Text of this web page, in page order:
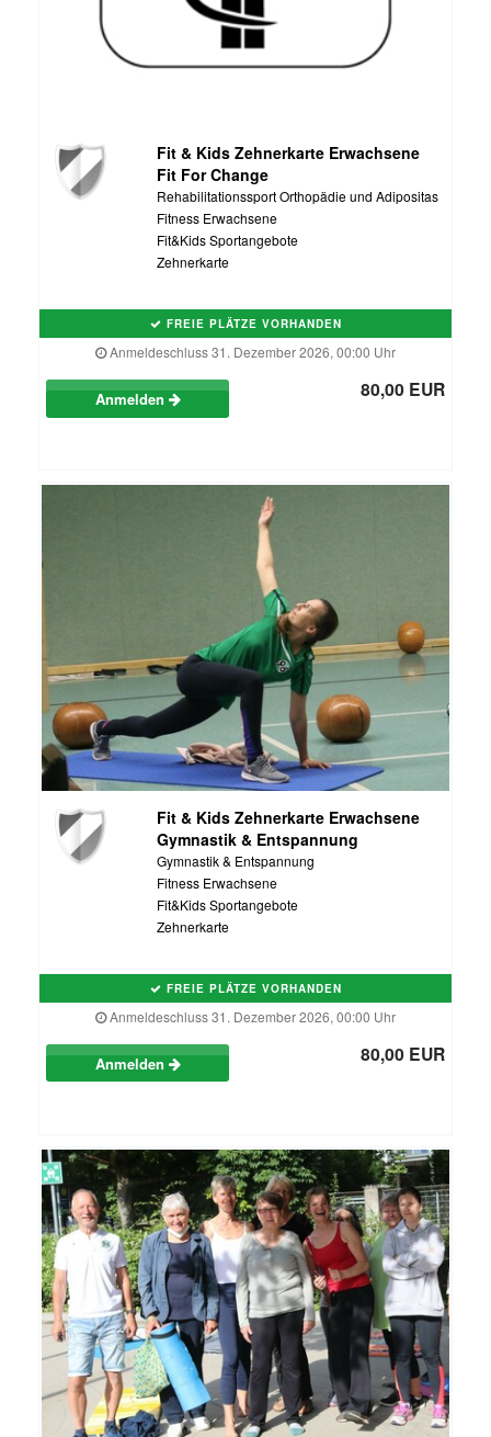
Fit & Kids Zehnerkarte Erwachsene
Fit For Change
Rehabilitationssport Orthopädie und Adipositas
Fitness Erwachsene
Fit&Kids Sportangebote
Zehnerkarte
FREIE PLÄTZE VORHANDEN
Anmeldeschluss 31. Dezember 2026, 00:00 Uhr
Anmelden 80,00 EUR
Fit & Kids Zehnerkarte Erwachsene
Gymnastik & Entspannung
Gymnastik & Entspannung
Fitness Erwachsene
Fit&Kids Sportangebote
Zehnerkarte
FREIE PLÄTZE VORHANDEN
Anmeldeschluss 31. Dezember 2026, 00:00 Uhr
Anmelden 80,00 EUR